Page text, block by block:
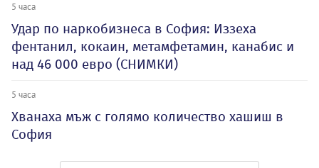
5 часа
Удар по наркобизнеса в София: Иззеха
фентанил, кокаин, метамфетамин, канабис и
над 46 000 евро (СНИМКИ)
5 часа
Хванаха мъж с голямо количество хашиш в
София